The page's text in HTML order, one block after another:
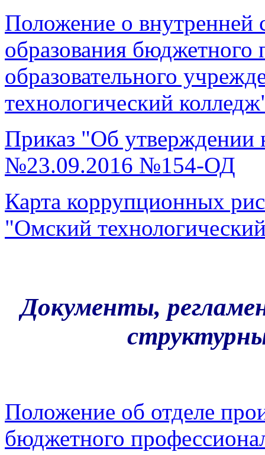
Положение о внутренней
образования бюджетного
образовательного
технологический
Приказ "Об утверждении
№23.09.2016 №154-ОД
Карта коррупционных
"Омский
Документы,
Положение об отделе
бюджетного